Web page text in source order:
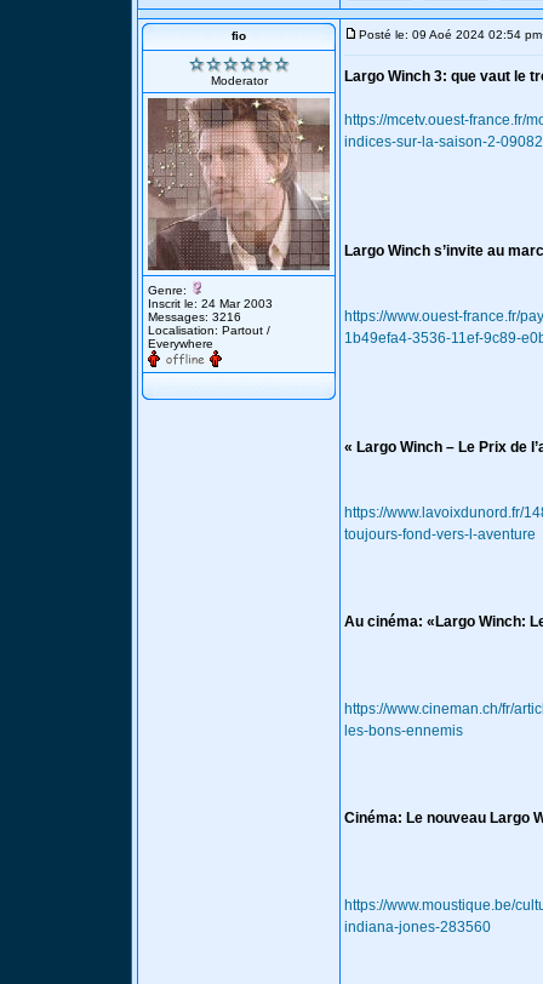
fio
Moderator
Genre:
Inscrit le: 24 Mar 2003
Messages: 3216
Localisation: Partout /
Everywhere
Posté le: 09 Aoé 2024 02:54 pm
Largo Winch 3: que vaut le
https://mcetv.ouest-france.fr/
indices-sur-la-saison-2-
Largo Winch s’invite au
https://www.ouest-france.fr/
1b49efa4-3536-11ef-9c89-
« Largo Winch – Le Prix de
https://www.lavoixdunord.fr/
toujours-fond-vers-l-aventure
Au cinéma: «Largo Winch:
https://www.cineman.ch/fr/
les-bons-ennemis
Cinéma: Le nouveau Largo
https://www.moustique.be/
indiana-jones-283560